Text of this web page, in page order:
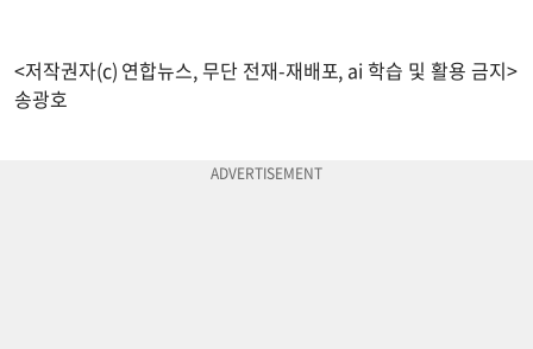
<저작권자(c) 연합뉴스, 무단 전재-재배포, ai 학습 및 활용 금지>
송광호